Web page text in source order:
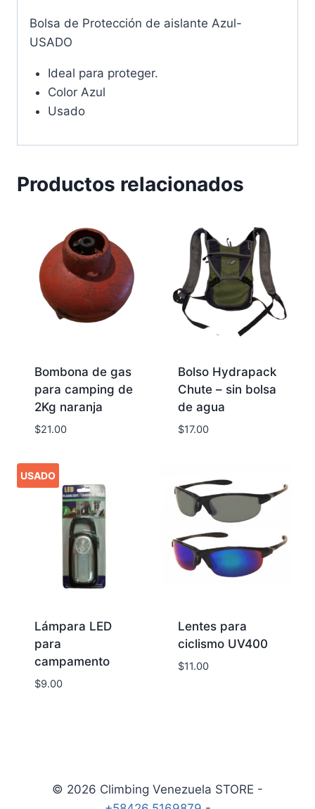
Bolsa de Protección de aislante Azul-
USADO
Ideal para proteger.
Color Azul
Usado
Productos relacionados
Bombona de gas
para camping de
2Kg naranja
$21.00
Bolso Hydrapack
Chute – sin bolsa
de agua
$17.00
USADO
Lámpara LED
para
campamento
$9.00
Lentes para
ciclismo UV400
$11.00
© 2026 Climbing Venezuela STORE -